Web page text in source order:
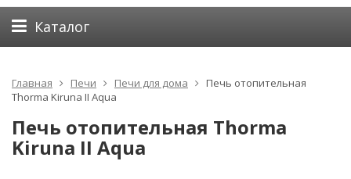
Каталог
Главная Печи Печи для дома
Печь отопительная
Thorma Kiruna II Aqua
Печь отопительная Thorma
Kiruna II Aqua